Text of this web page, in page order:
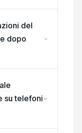
del
dopo
su telefoni